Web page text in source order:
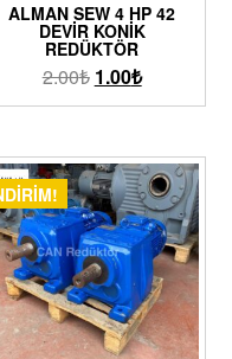
ALMAN SEW 4 HP 42
DEVIR KONIK
REDÜKTÖR
2.00₺ 1.00₺